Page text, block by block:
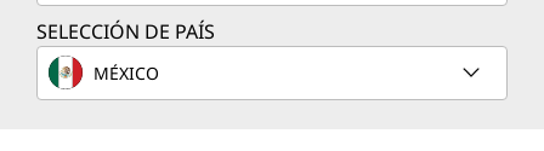
SELECCIÓN DE PAÍS
MÉXICO